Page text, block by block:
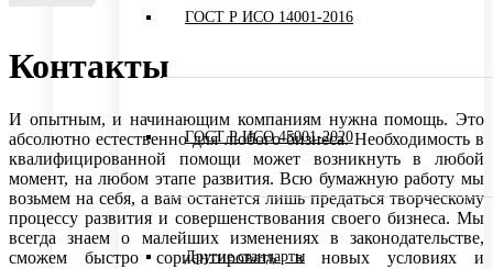
ГОСТ Р ИСО 14001-2016
ГОСТ Р ИСО 45001-2020
Другие стандарты
Контакты
И опытным, и начинающим компаниям нужна помощь. Это
абсолютно естественно для любого бизнеса. Необходимость в
квалифицированной помощи может возникнуть в любой
момент, на любом этапе развития. Всю бумажную работу мы
возьмем на себя, а вам останется лишь предаться творческому
процессу развития и совершенствования своего бизнеса. Мы
всегда знаем о малейших изменениях в законодательстве,
сможем быстро сориентировать в новых условиях и